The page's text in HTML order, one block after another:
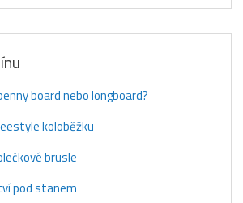
board nebo longboard?
koloběžku
brusle
pod stanem